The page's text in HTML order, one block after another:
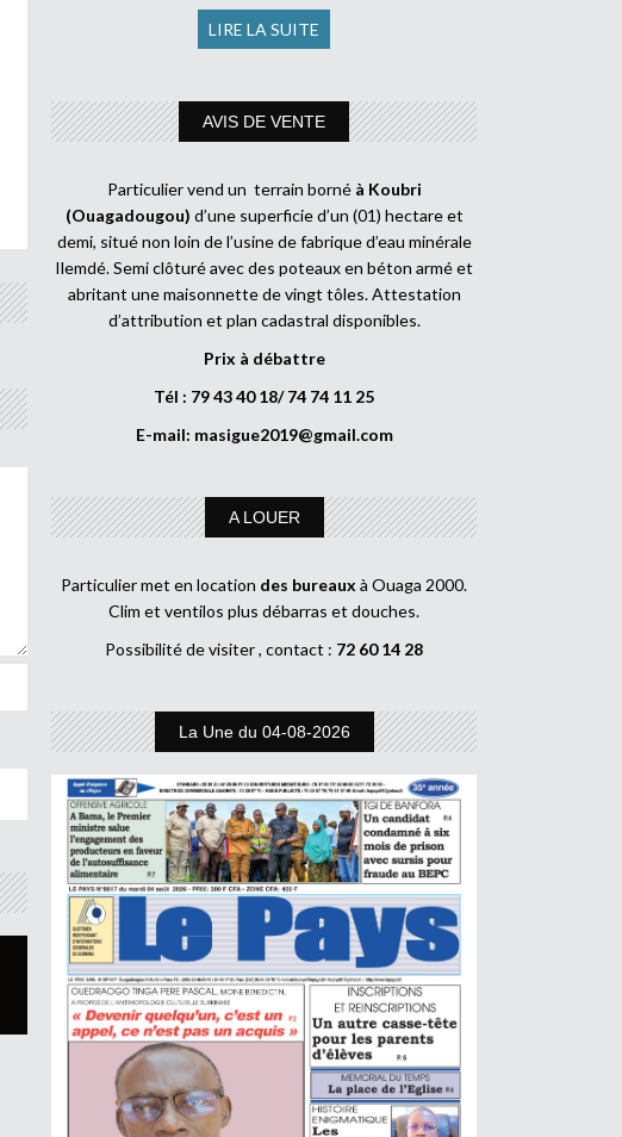
LIRE LA SUITE
AVIS DE VENTE
Particulier vend un terrain borné à Koubri
(Ouagadougou) d’une superficie d’un (01) hectare et
demi, situé non loin de l’usine de fabrique d’eau minérale
Ilemdé. Semi clôturé avec des poteaux en béton armé et
abritant une maisonnette de vingt tôles. Attestation
d’attribution et plan cadastral disponibles.
Prix à débattre
Tél : 79 43 40 18/ 74 74 11 25
E-mail: masigue2019@gmail.com
A LOUER
Particulier met en location des bureaux à Ouaga 2000.
Clim et ventilos plus débarras et douches.
Possibilité de visiter , contact : 72 60 14 28
La Une du 04-08-2026